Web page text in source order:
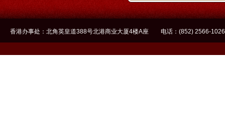
香港办事处：北角英皇道388号北港商业大厦4楼A座 电话：(852)